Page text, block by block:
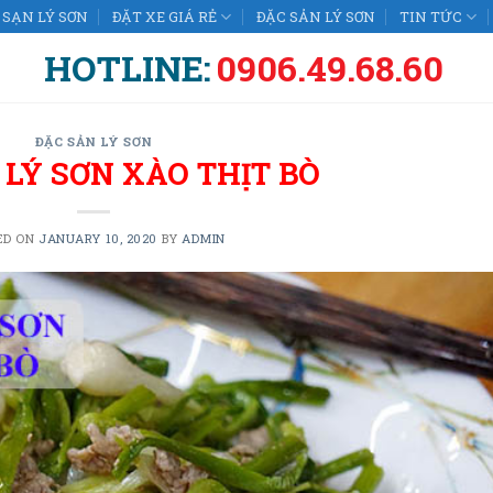
LÝ SƠN ĐẶT XE GIÁ RẺ ĐẶC SẢN LÝ SƠN TIN TỨC
HOTLINE:0906.49.68.60
ĐẶC SẢN LÝ SƠN
SƠN XÀO THỊT BÒ
ON JANUARY 10, 2020 BY ADMIN